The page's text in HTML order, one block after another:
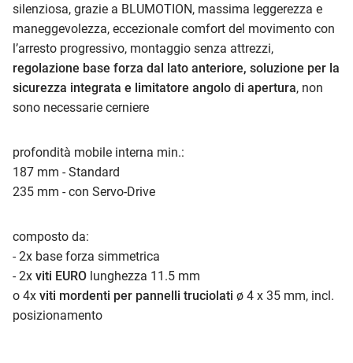
silenziosa, grazie a BLUMOTION, massima leggerezza e
maneggevolezza, eccezionale comfort del movimento con
l’arresto progressivo, montaggio senza attrezzi,
regolazione base forza dal lato anteriore, soluzione per la
sicurezza integrata e limitatore angolo di apertura, non
sono necessarie cerniere
profondità mobile interna min.:
187 mm - Standard
235 mm - con Servo-Drive
composto da:
- 2x base forza simmetrica
- 2x viti EURO lunghezza 11.5 mm
o 4x viti mordenti per pannelli truciolati ø 4 x 35 mm, incl.
posizionamento